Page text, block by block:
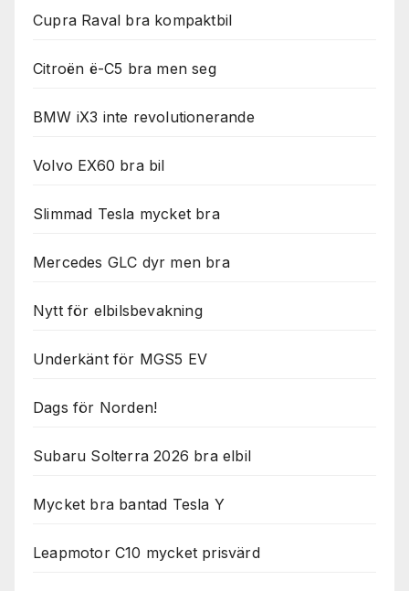
Cupra Raval bra kompaktbil
Citroën ë-C5 bra men seg
BMW iX3 inte revolutionerande
Volvo EX60 bra bil
Slimmad Tesla mycket bra
Mercedes GLC dyr men bra
Nytt för elbilsbevakning
Underkänt för MGS5 EV
Dags för Norden!
Subaru Solterra 2026 bra elbil
Mycket bra bantad Tesla Y
Leapmotor C10 mycket prisvärd